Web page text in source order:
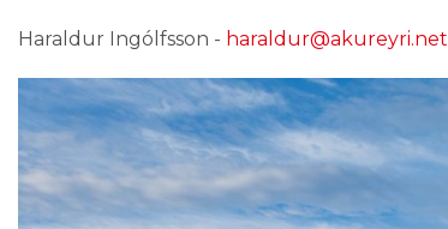
Haraldur Ingólfsson - haraldur@akureyri.net